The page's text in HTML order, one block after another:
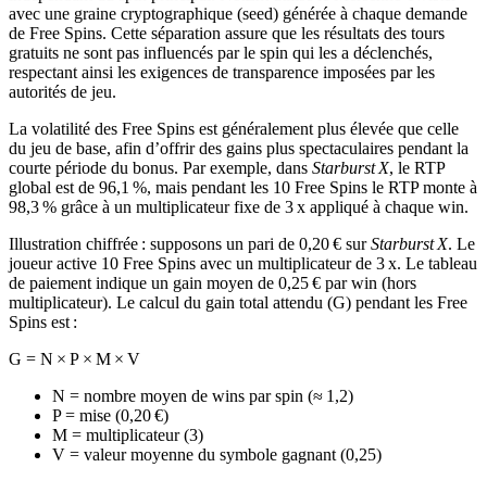
avec une graine cryptographique (seed) générée à chaque demande
de Free Spins. Cette séparation assure que les résultats des tours
gratuits ne sont pas influencés par le spin qui les a déclenchés,
respectant ainsi les exigences de transparence imposées par les
autorités de jeu.
La volatilité des Free Spins est généralement plus élevée que celle
du jeu de base, afin d’offrir des gains plus spectaculaires pendant la
courte période du bonus. Par exemple, dans Starburst X, le RTP
global est de 96,1 %, mais pendant les 10 Free Spins le RTP monte à
98,3 % grâce à un multiplicateur fixe de 3 x appliqué à chaque win.
Illustration chiffrée : supposons un pari de 0,20 € surStarburst X. Le
joueur active 10 Free Spins avec un multiplicateur de 3 x. Le tableau
de paiement indique un gain moyen de 0,25 € par win (hors
multiplicateur). Le calcul du gain total attendu (G) pendant les Free
Spins est :
G = N × P × M × V
N = nombre moyen de wins par spin (≈ 1,2)
P = mise (0,20 €)
M = multiplicateur (3)
V = valeur moyenne du symbole gagnant (0,25)